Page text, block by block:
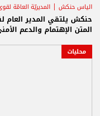
الياس حنكش المديريّة العامّة
حنكش يلتقي المدير العام
المتن الإهتمام والدعم
محليات